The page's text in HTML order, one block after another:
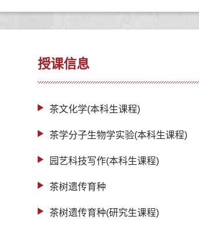
授课信息
茶文化学(本科生课程)
茶学分子生物学实验(本科生课程)
园艺科技写作(本科生课程)
茶树遗传育种
茶树遗传育种(研究生课程)